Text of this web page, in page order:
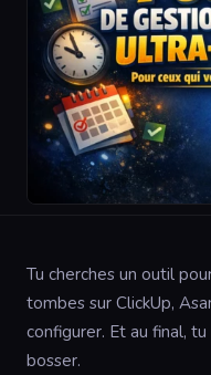
Tu cherches un outil
tombes sur ClickUp,
configurer. Et au final,
bosser.